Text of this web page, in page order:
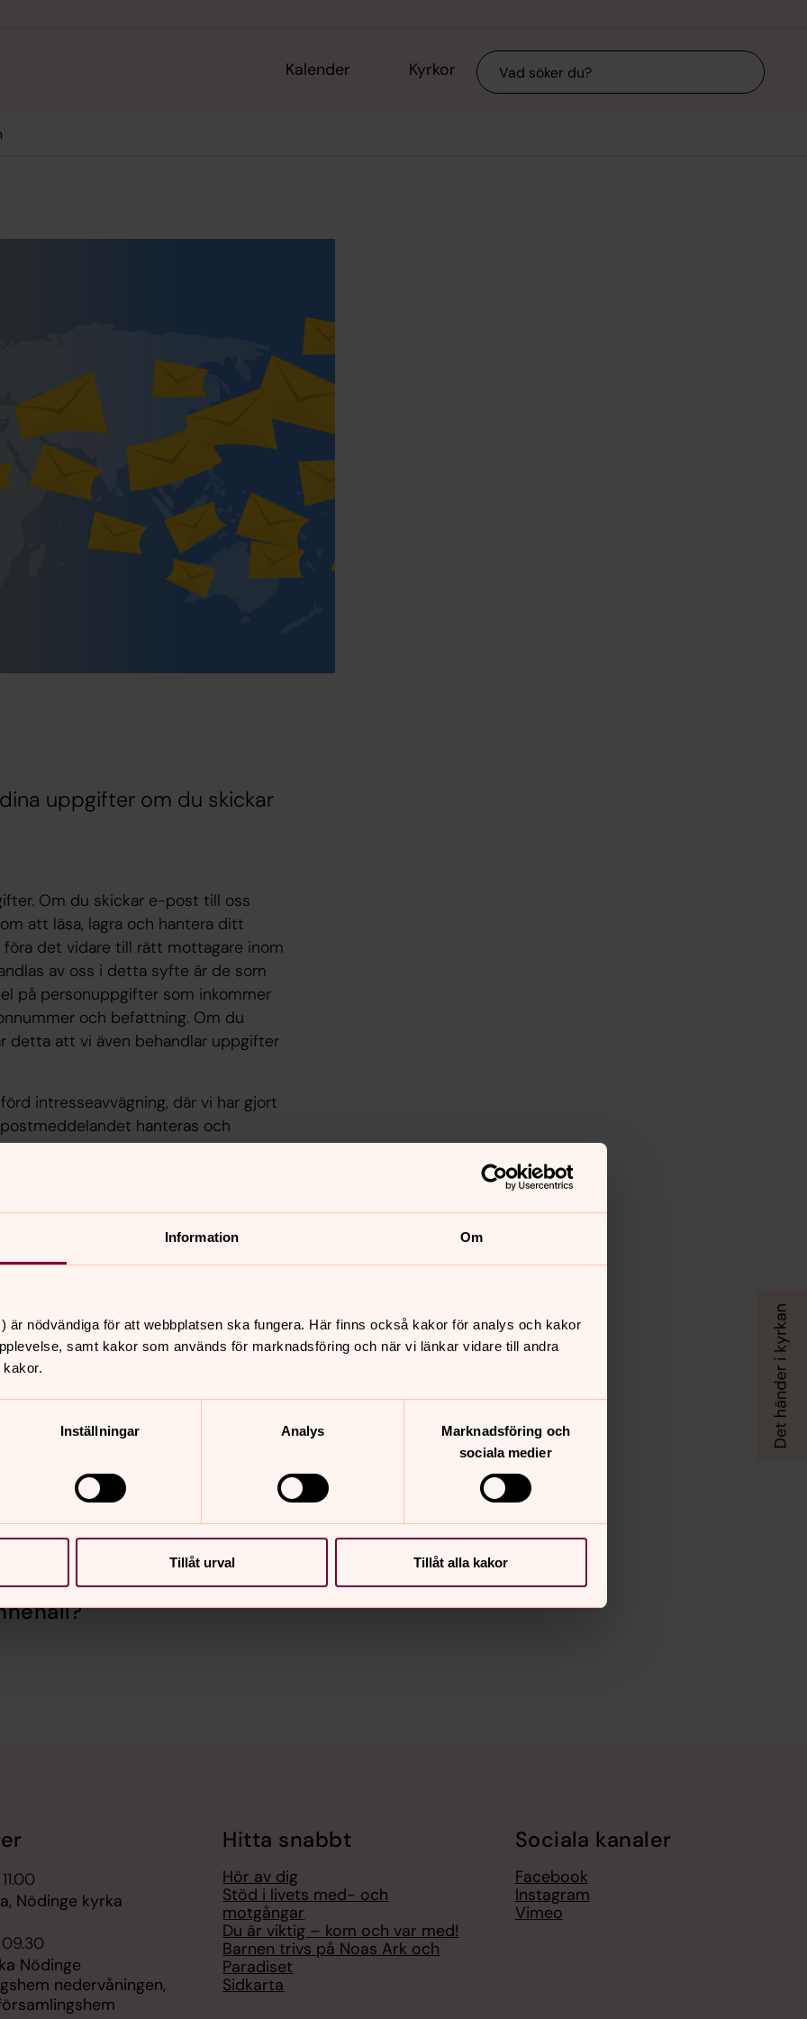
Information Om
är nödvändiga för att webbplatsen ska fungera. Här finns också kakor för analys och kakor
samt kakor som används för marknadsföring och när vi länkar vidare till andra
Inställningar Analys
Marknadsföring och
sociala medier
Tillåt urval Tillåt alla kakor
Kalender Kyrkor Sök
uppgifter om du skickar
Om du skickar e-post till oss
att läsa, lagra och hantera ditt
det vidare till rätt mottagare inom
av oss i detta syfte är de som
på personuppgifter som inkommer
och befattning. Om du
detta att vi även behandlar uppgifter
intresseavvägning, där vi har gjort
hanteras och
av dina personuppgifter.
av ett ärende med en annan
Då kommer vi att radera
såvida vi inte har en skyldighet att
annan berättigad anledning att
vi, beroende på innehållet i ditt
arkivera det i enlighet med
till oss behandlas även
men det kan vara svårt eller
om att dennes personuppgifter
och nämn endast andra personer
Nödinge kyrka
09.30
Nödinge
nedervåningen,
Hitta snabbt
Hör av dig
Stöd i livets med- och
motgångar
Du är viktig – kom och var med!
Barnen trivs på Noas Ark och
Paradiset
Sidkarta
Sociala kanaler
Facebook
Instagram
Vimeo